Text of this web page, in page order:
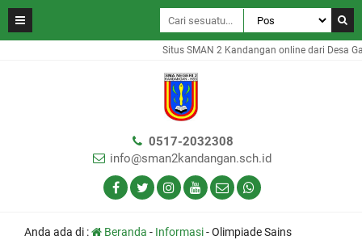
Situs SMAN 2 Kandangan online dari Desa
0517-2032308
info@sman2kandangan.sch.id
Anda ada di : Beranda - Informasi-Olimpiade Sains